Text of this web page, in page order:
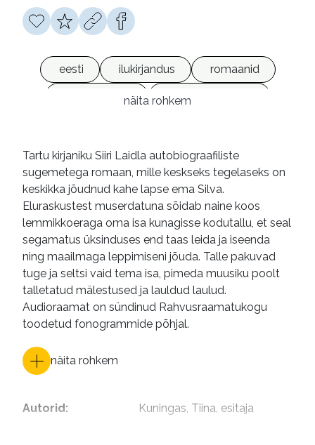
eesti ilukirjandus
romaanid
heliraamatud
võrguväljaanded
näita rohkem
Tartu kirjaniku Siiri Laidla autobiograafiliste
sugemetega romaan, mille keskseks tegelaseks on
keskikka jõudnud kahe lapse ema Silva.
Eluraskustest muserdatuna sõidab naine koos
lemmikkoeraga oma isa kunagisse kodutallu, et seal
segamatus üksinduses end taas leida ja iseenda
ning maailmaga leppimiseni jõuda. Talle pakuvad
tuge ja seltsi vaid tema isa, pimeda muusiku poolt
talletatud mälestused ja lauldud laulud.
Audioraamat on sündinud Rahvusraamatukogu
toodetud fonogrammide põhjal.
näita rohkem
Autorid: Kuningas, Tiina, esitaja